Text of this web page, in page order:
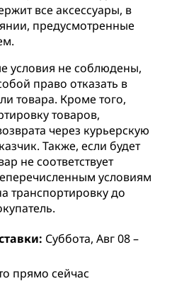
все аксессуары, в
предусмотренные
условия не соблюдены,
право отказать в
товара. Кроме того,
товаров,
через курьерскую
Также, если будет
не соответствует
условиям
транспортировку до
Суббота, Авг 08 –
прямо сейчас